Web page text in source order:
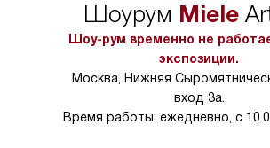
Шоурум Miele
Шоу-рум временно не
экспозиции.
Москва, Нижняя
вход 3а.
Время работы: ежедневно, с